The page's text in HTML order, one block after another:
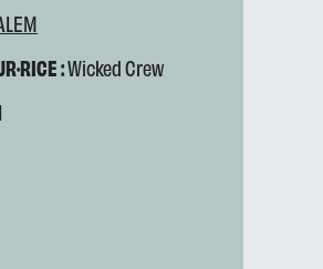
:Wicked Crew